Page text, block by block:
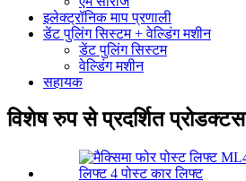
इलेक्ट्रॉनिक माप प्रणाली
डेंट पुलिंग सिस्टम + वेल्डिंग मशीन
डेंट पुलिंग सिस्टम
वेल्डिंग मशीन
सहायक
विशेष रुप से प्रदर्शित प्रोडक्टस